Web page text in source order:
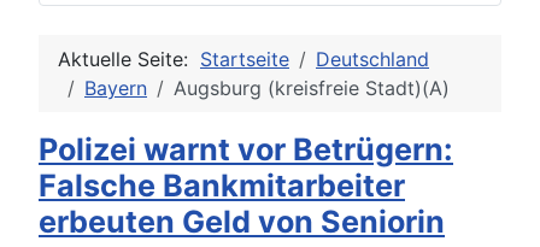
Aktuelle Seite: Startseite
Deutschland
Bayern
Augsburg (kreisfreie Stadt)(A)
Polizei warnt vor Betrügern:
Falsche Bankmitarbeiter
erbeuten Geld von Seniorin